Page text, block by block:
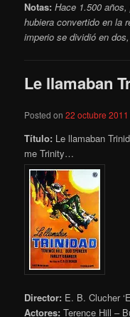
Notas:Hace 1.500
hubiera convertido en la
imperio se dividió en dos,
Le llamaban
Posted on22 octubre 2011
Título: Le llamaban
me Trinity…
Director: E. B. Clucher
Actores: Terence Hill –